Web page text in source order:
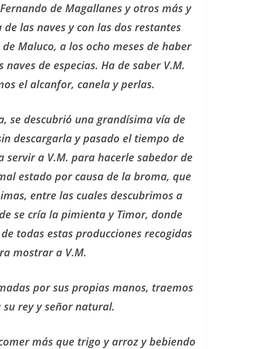
de Magallanes y otros más y
las naves y con las dos restantes
Maluco, a los ocho meses de haber
de especias. Ha de saber V.M.
el alcanfor, canela y perlas.
se descubrió una grandísima vía de
descargarla y pasado el tiempo de
a V.M. para hacerle sabedor de
estado por causa de la broma, que
entre las cuales descubrimos a
se cría la pimienta y Timor, donde
todas estas producciones recogidas
mostrar a V.M.
por sus propias manos, traemos
rey y señor natural.
más que trigo y arroz y bebiendo